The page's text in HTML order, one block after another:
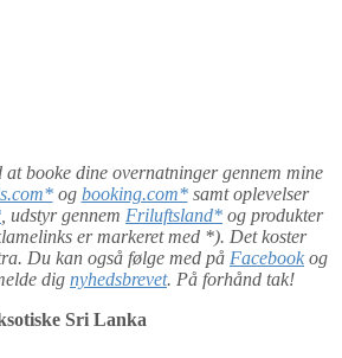
at booke dine overnatninger gennem mine
og booking.com*samt oplevelser
, udstyr gennem Friluftsland* og produkter
er markeret med *). Det koster
Du kan også følge med på Facebook og
dig nyhedsbrevet. På forhånd tak!
Sri Lanka